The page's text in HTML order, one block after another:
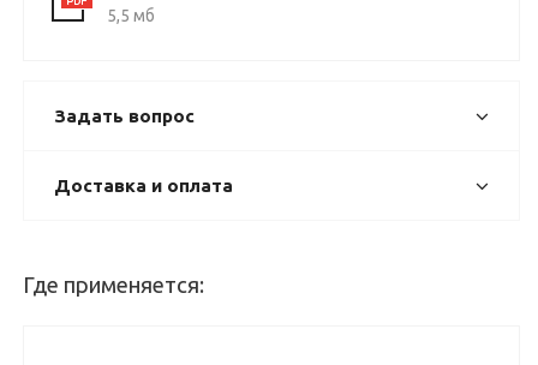
5,5 мб
Задать вопрос
Доставка и оплата
Где применяется: